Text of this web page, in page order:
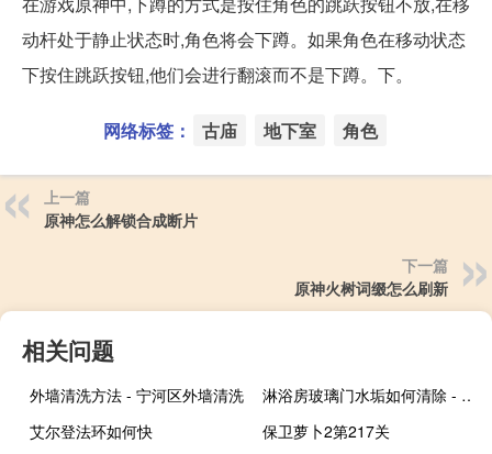
动杆处于静止状态时,角色将会下蹲。如果角色在移动状态
下按住跳跃按钮,他们会进行翻滚而不是下蹲。下。
网络标签： 古庙 地下室 角色
上一篇
原神怎么解锁合成断片
下一篇
原神火树词缀怎么刷新
相关问题
外墙清洗方法 - 宁河区外墙清洗
淋浴房玻璃门水垢如何清除 - 浴室玻璃陈年水垢怎样清理
艾尔登法环如何快
保卫萝卜2第217关